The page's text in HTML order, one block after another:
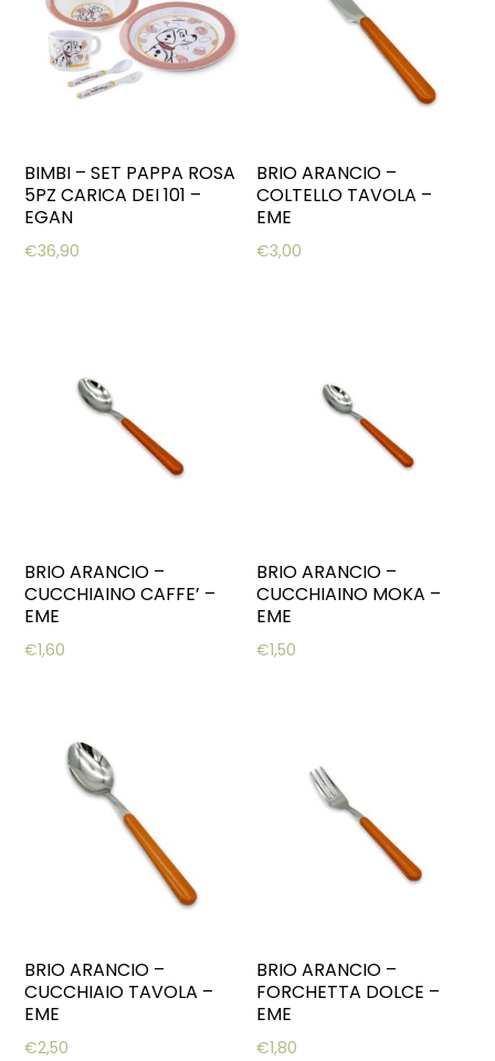
BIMBI – SET PAPPA ROSA
5PZ CARICA DEI 101 –
EGAN
€36,90
BRIO ARANCIO –
COLTELLO TAVOLA –
EME
€3,00
BRIO ARANCIO –
CUCCHIAINO CAFFE’ –
EME
€1,60
BRIO ARANCIO –
CUCCHIAINO MOKA –
EME
€1,50
BRIO ARANCIO –
CUCCHIAIO TAVOLA –
EME
€2,50
BRIO ARANCIO –
FORCHETTA DOLCE –
EME
€1,80